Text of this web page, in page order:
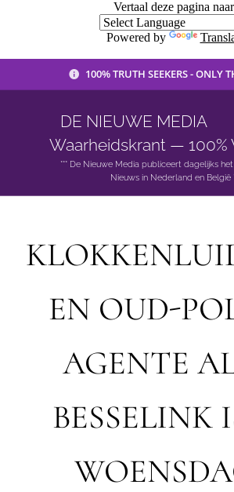
Vertaal deze pagina
Powered by
100% TRUTH SEEKERS - ONLY
DE NIEUWE MEDIA
Waarheidskrant — 100%
*** De Nieuwe Media publiceert dagelijks
Nieuws in Nederland en België
EN OUD-
AGENTE
BESSELINK